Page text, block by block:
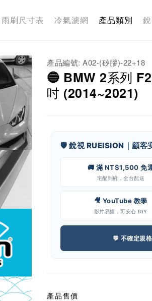
雨刷尺寸表 冷氣濾網 產品類別
產品編號: A02-(矽膠)-22+18
🔵 BMW 2系列
吋 (2014~2021)
🛡️ 銳視 RUEISION｜顧客
🚚 滿 NT$1,500 免
宅配到府，全台配送
🎥 YouTube 教學
影片易懂，可安心 DIY
💬 不確定規
產品售價